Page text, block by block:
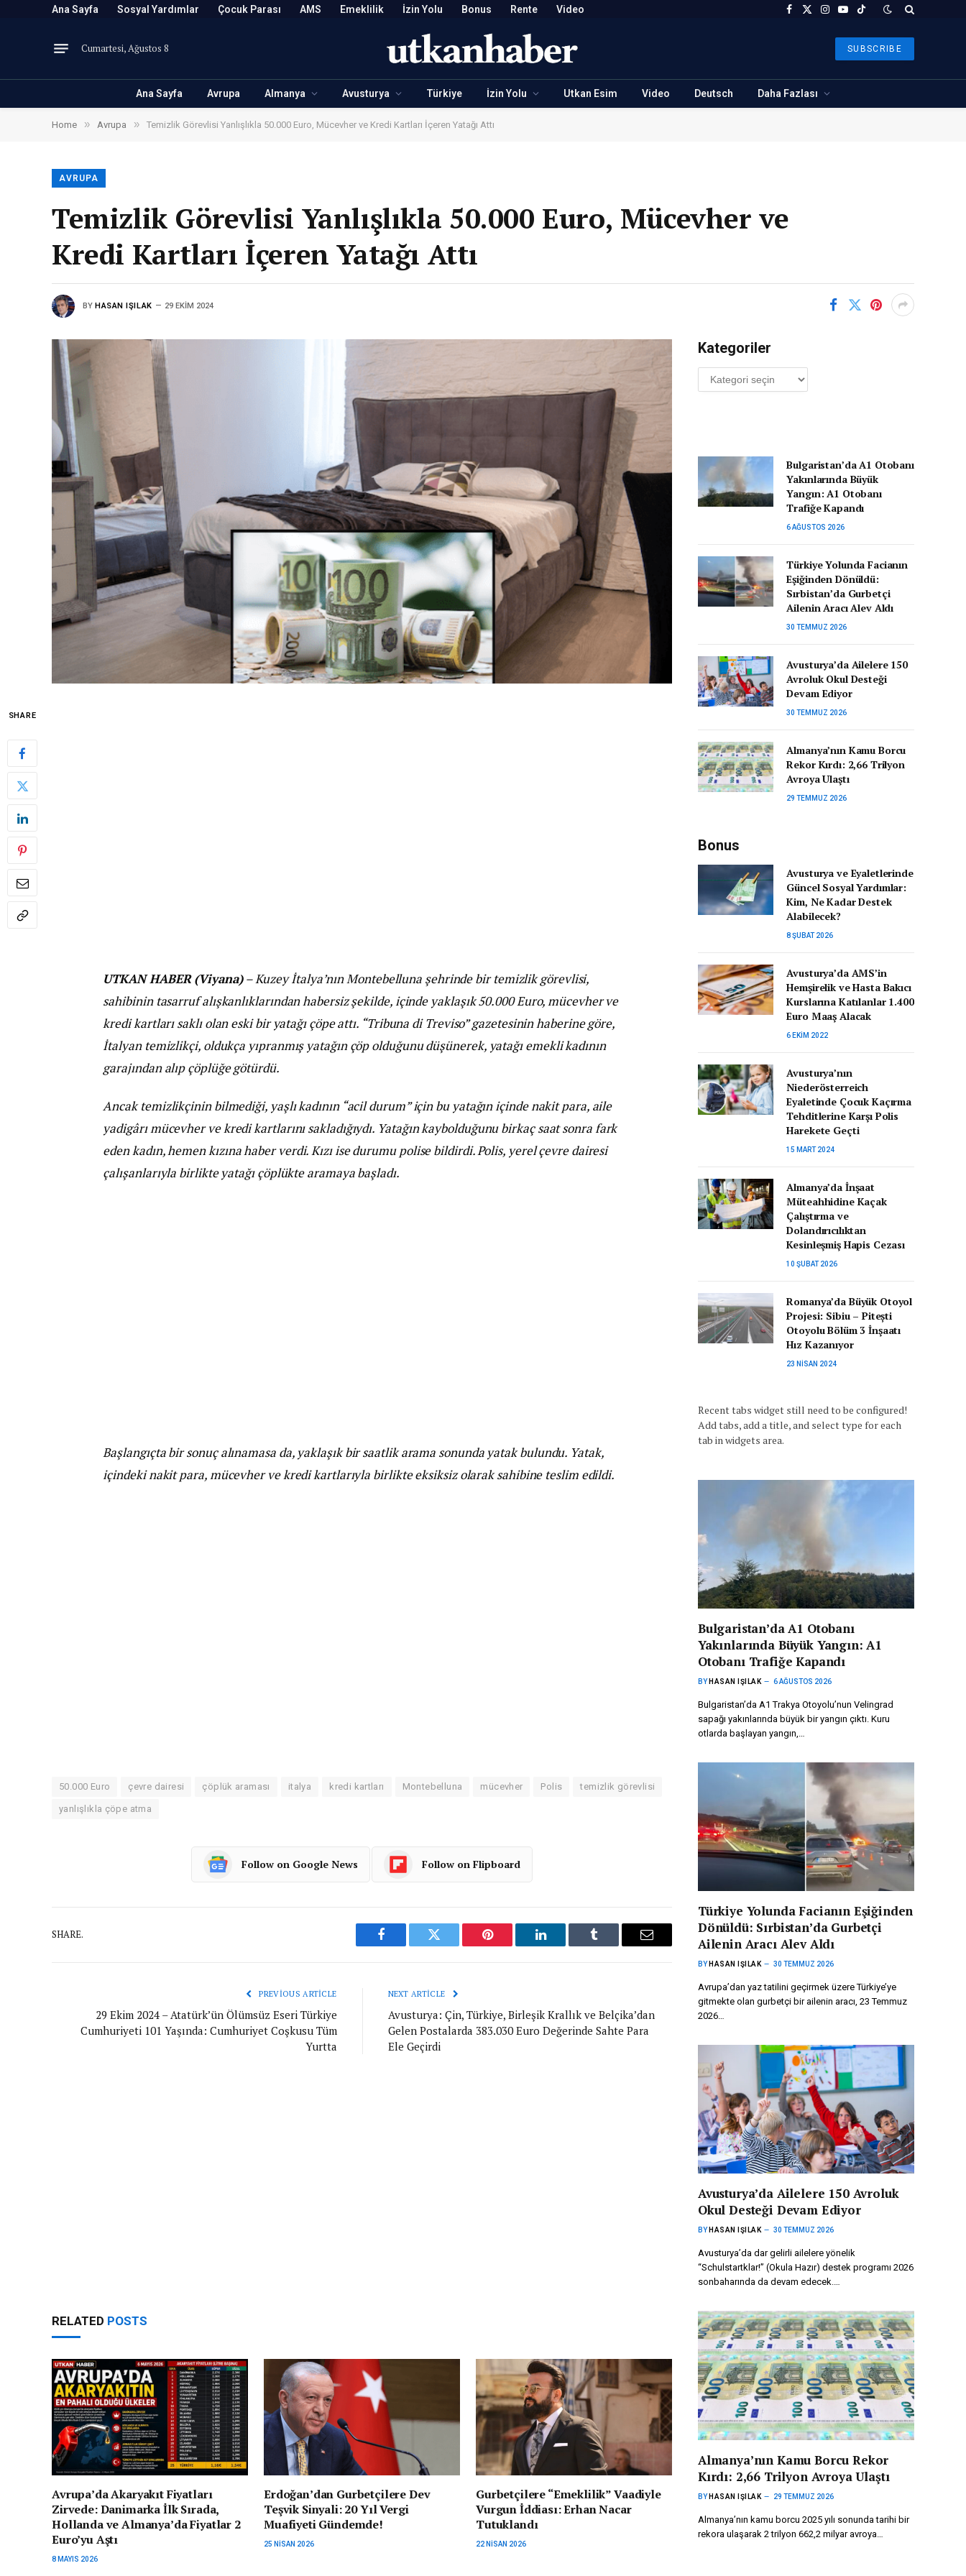
Ana Sayfa Sosyal Yardımlar Çocuk Parası AMS Emeklilik İzin Yolu Bonus Rente Video Facebook
X
Instagram
YouTubeTikTok
Cumartesi, Ağustos 8 SUBSCRIBE
Ana Sayfa Avrupa Almanya Avusturya Türkiye İzin Yolu Utkan Esim Video Deutsch Daha Fazlası
Home » Avrupa » Temizlik Görevlisi Yanlışlıkla 50.000 Euro, Mücevher ve Kredi Kartları İçeren Yatağı Attı
AVRUPA
Temizlik Görevlisi Yanlışlıkla 50.000 Euro, Mücevher ve
Kredi Kartları İçeren Yatağı Attı
BY HASAN IŞILAK 29 EKIM 2024
SHARE
UTKAN HABER (Viyana)– Kuzey İtalya’nın Montebelluna şehrinde bir temizlik görevlisi,
sahibinin tasarruf alışkanlıklarından habersiz şekilde, içinde yaklaşık 50.000 Euro, mücevher ve
kredi kartları saklı olan eski bir yatağı çöpe attı. “Tribuna di Treviso” gazetesinin haberine göre,
İtalyan temizlikçi, oldukça yıpranmış yatağın çöp olduğunu düşünerek, yatağı emekli kadının
garajından alıp çöplüğe götürdü.
Ancak temizlikçinin bilmediği, yaşlı kadının “acil durum” için bu yatağın içinde nakit para, aile
yadigârı mücevher ve kredi kartlarını sakladığıydı. Yatağın kaybolduğunu birkaç saat sonra fark
eden kadın, hemen kızına haber verdi. Kızı ise durumu polise bildirdi. Polis, yerel çevre dairesi
çalışanlarıyla birlikte yatağı çöplükte aramaya başladı.
Başlangıçta bir sonuç alınamasa da, yaklaşık bir saatlik arama sonunda yatak bulundu. Yatak,
içindeki nakit para, mücevher ve kredi kartlarıyla birlikte eksiksiz olarak sahibine teslim edildi.
50.000 Euro çevre dairesi çöplük araması italya kredi kartları Montebelluna mücevher Polis temizlik görevlisi
yanlışlıkla çöpe atma
Follow on Google News Follow on Flipboard
SHARE.
Facebook Twitter Pinterest LinkedIn Tumblr Email
PREVIOUS ARTICLE
29 Ekim 2024 – Atatürk’ün Ölümsüz Eseri Türkiye
Cumhuriyeti 101 Yaşında: Cumhuriyet Coşkusu Tüm
Yurtta
NEXT ARTICLE
Avusturya: Çin, Türkiye, Birleşik Krallık ve Belçika’dan
Gelen Postalarda 383.030 Euro Değerinde Sahte Para
Ele Geçirdi
RELATED POSTS
Avrupa’da Akaryakıt Fiyatları
Zirvede: Danimarka İlk Sırada,
Hollanda ve Almanya’da Fiyatlar 2
Euro’yu Aştı
8 MAYIS 2026
Erdoğan’dan Gurbetçilere Dev
Teşvik Sinyali: 20 Yıl Vergi
Muafiyeti Gündemde!
25 NISAN 2026
Gurbetçilere “Emeklilik” Vaadiyle
Vurgun İddiası: Erhan Nacar
Tutuklandı
22 NISAN 2026
Kategoriler
Kategoriler
Bulgaristan’da A1 Otobanı
Yakınlarında Büyük
Yangın: A1 Otobanı
Trafiğe Kapandı
6 AĞUSTOS 2026
Türkiye Yolunda Facianın
Eşiğinden Dönüldü:
Sırbistan’da Gurbetçi
Ailenin Aracı Alev Aldı
30 TEMMUZ 2026
Avusturya’da Ailelere 150
Avroluk Okul Desteği
Devam Ediyor
30 TEMMUZ 2026
Almanya’nın Kamu Borcu
Rekor Kırdı: 2,66 Trilyon
Avroya Ulaştı
29 TEMMUZ 2026
Bonus
Avusturya ve Eyaletlerinde
Güncel Sosyal Yardımlar:
Kim, Ne Kadar Destek
Alabilecek?
8 ŞUBAT 2026
Avusturya’da AMS’in
Hemşirelik ve Hasta Bakıcı
Kurslarına Katılanlar 1.400
Euro Maaş Alacak
6 EKIM 2022
Avusturya’nın
Niederösterreich
Eyaletinde Çocuk Kaçırma
Tehditlerine Karşı Polis
Harekete Geçti
15 MART 2024
Almanya’da İnşaat
Müteahhidine Kaçak
Çalıştırma ve
Dolandırıcılıktan
Kesinleşmiş Hapis Cezası
10 ŞUBAT 2026
Romanya’da Büyük Otoyol
Projesi: Sibiu – Pitești
Otoyolu Bölüm 3 İnşaatı
Hız Kazanıyor
23 NISAN 2024
Recent tabs widget still need to be configured!
Add tabs, add a title, and select type for each
tab in widgets area.
Bulgaristan’da A1 Otobanı
Yakınlarında Büyük Yangın: A1
Otobanı Trafiğe Kapandı
BY HASAN IŞILAK 6 AĞUSTOS 2026
Bulgaristan’da A1 Trakya Otoyolu’nun Velingrad
sapağı yakınlarında büyük bir yangın çıktı. Kuru
otlarda başlayan yangın,…
Türkiye Yolunda Facianın Eşiğinden
Dönüldü: Sırbistan’da Gurbetçi
Ailenin Aracı Alev Aldı
BY HASAN IŞILAK 30 TEMMUZ 2026
Avrupa’dan yaz tatilini geçirmek üzere Türkiye’ye
gitmekte olan gurbetçi bir ailenin aracı, 23 Temmuz
2026…
Avusturya’da Ailelere 150 Avroluk
Okul Desteği Devam Ediyor
BY HASAN IŞILAK 30 TEMMUZ 2026
Avusturya’da dar gelirli ailelere yönelik
“Schulstartklar!” (Okula Hazır) destek programı 2026
sonbaharında da devam edecek.…
Almanya’nın Kamu Borcu Rekor
Kırdı: 2,66 Trilyon Avroya Ulaştı
BY HASAN IŞILAK 29 TEMMUZ 2026
Almanya’nın kamu borcu 2025 yılı sonunda tarihi bir
rekora ulaşarak 2 trilyon 662,2 milyar avroya…